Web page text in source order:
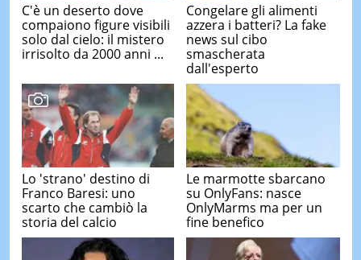
C'è un deserto dove
compaiono figure visibili
solo dal cielo: il mistero
irrisolto da 2000 anni ...
Congelare gli alimenti
azzera i batteri? La fake
news sul cibo
smascherata
dall'esperto
Lo 'strano' destino di
Franco Baresi: uno
scarto che cambiò la
storia del calcio
Le marmotte sbarcano
su OnlyFans: nasce
OnlyMarms ma per un
fine benefico